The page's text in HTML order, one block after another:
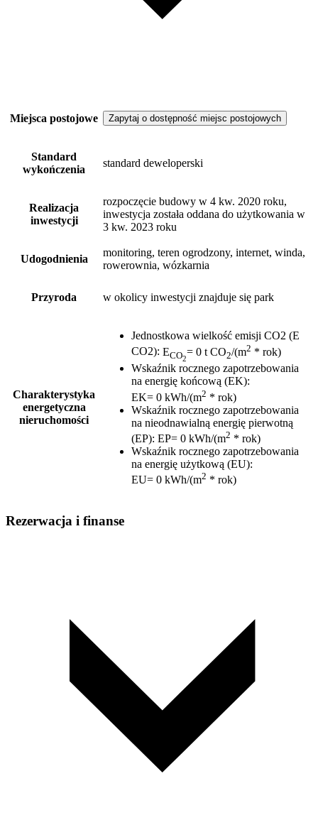
Miejsca postojowe Zapytaj o dostępność miejsc postojowych
Standard
wykończenia
standard deweloperski
Realizacja
inwestycji
rozpoczęcie budowy w 4 kw. 2020 roku,
inwestycja została oddana do użytkowania w
3 kw. 2023 roku
Udogodnienia
monitoring, teren ogrodzony, internet, winda,
rowerownia, wózkarnia
Przyroda w okolicy inwestycji znajduje się park
Charakterystyka
energetyczna
nieruchomości
Jednostkowa wielkość emisji CO2 (E
CO2): ECO2
= 0 t CO2/(m2 * rok)
Wskaźnik rocznego zapotrzebowania
na energię końcową (EK):
EK= 0 kWh/(m2 * rok)
Wskaźnik rocznego zapotrzebowania
na nieodnawialną energię pierwotną
(EP): EP= 0 kWh/(m2 * rok)
Wskaźnik rocznego zapotrzebowania
na energię użytkową (EU):
EU= 0 kWh/(m2 * rok)
Rezerwacja i finanse